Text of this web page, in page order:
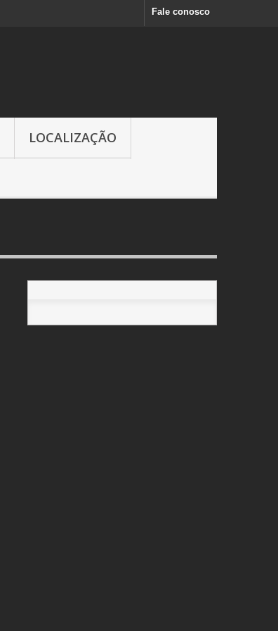
Fale conosco
LOCALIZAÇÃO